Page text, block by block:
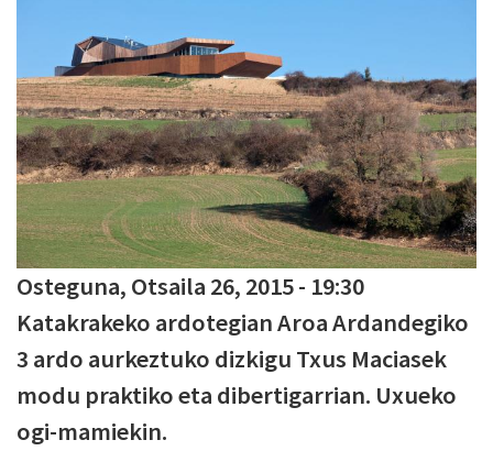
Osteguna, Otsaila 26, 2015 - 19:30
Katakrakeko ardotegian Aroa Ardandegiko
3 ardo aurkeztuko dizkigu Txus Maciasek
modu praktiko eta dibertigarrian. Uxueko
ogi-mamiekin.